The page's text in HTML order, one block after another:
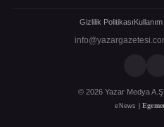
Gizlilik Politikası
© 2026 Yazar Medya
eNews |